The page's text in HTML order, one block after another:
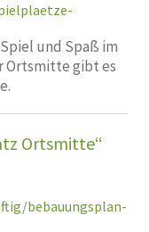
und Spaß im
Ortsmitte gibt es
Ortsmitte“
bebauungsplan-